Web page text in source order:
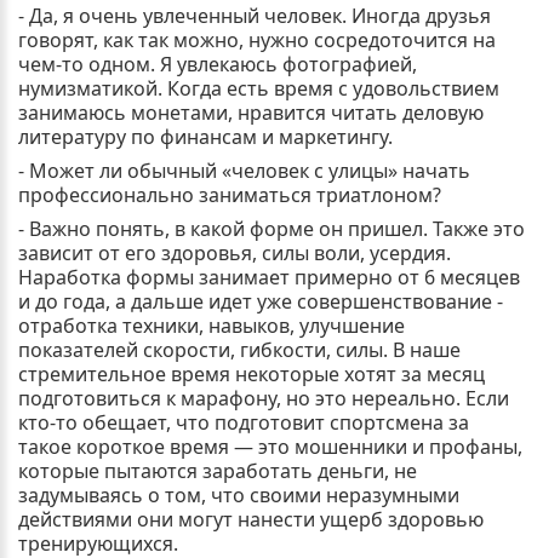
- Да, я очень увлеченный человек. Иногда друзья
говорят, как так можно, нужно сосредоточится на
чем-то одном. Я увлекаюсь фотографией,
нумизматикой. Когда есть время с удовольствием
занимаюсь монетами, нравится читать деловую
литературу по финансам и маркетингу.
- Может ли обычный «человек с улицы» начать
профессионально заниматься триатлоном?
- Важно понять, в какой форме он пришел. Также это
зависит от его здоровья, силы воли, усердия.
Наработка формы занимает примерно от 6 месяцев
и до года, а дальше идет уже совершенствование -
отработка техники, навыков, улучшение
показателей скорости, гибкости, силы. В наше
стремительное время некоторые хотят за месяц
подготовиться к марафону, но это нереально. Если
кто-то обещает, что подготовит спортсмена за
такое короткое время — это мошенники и профаны,
которые пытаются заработать деньги, не
задумываясь о том, что своими неразумными
действиями они могут нанести ущерб здоровью
тренирующихся.